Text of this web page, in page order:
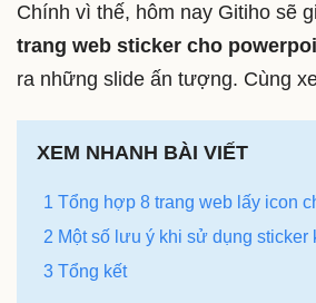
Chính vì thế, hôm nay Gitiho sẽ
trang web sticker cho
ra những slide ấn tượng. Cùng
XEM NHANH BÀI VIẾT
1 Tổng hợp 8 trang web lấy icon
2 Một số lưu ý khi sử dụng sticker
3 Tổng kết